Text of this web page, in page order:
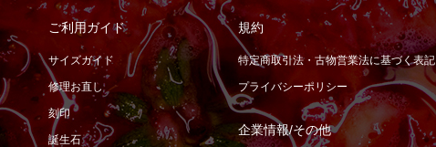
ご利用ガイド
サイズガイド
修理お直し
刻印
誕生石
規約
特定商取引法・古物営業法に基づく表記
プライバシーポリシー
企業情報/その他